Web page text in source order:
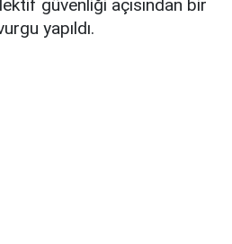
güvenliği açısından bir
yapıldı.